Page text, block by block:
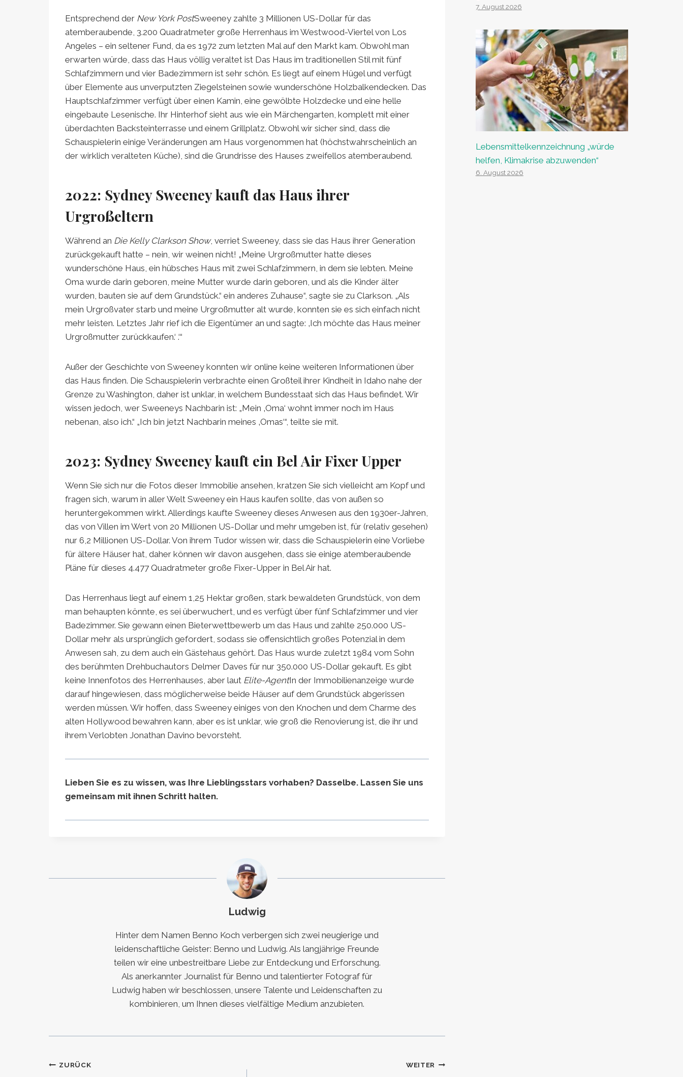
Entsprechend der New York PostSweeney zahlte 3 Millionen US-Dollar für das
atemberaubende, 3.200 Quadratmeter große Herrenhaus im Westwood-Viertel von Los
Angeles – ein seltener Fund, da es 1972 zum letzten Mal auf den Markt kam. Obwohl man
erwarten würde, dass das Haus völlig veraltet ist Das Haus im traditionellen Stil mit fünf
Schlafzimmern und vier Badezimmern ist sehr schön. Es liegt auf einem Hügel und verfügt
über Elemente aus unverputzten Ziegelsteinen sowie wunderschöne Holzbalkendecken. Das
Hauptschlafzimmer verfügt über einen Kamin, eine gewölbte Holzdecke und eine helle
eingebaute Lesenische. Ihr Hinterhof sieht aus wie ein Märchengarten, komplett mit einer
überdachten Backsteinterrasse und einem Grillplatz. Obwohl wir sicher sind, dass die
Schauspielerin einige Veränderungen am Haus vorgenommen hat (höchstwahrscheinlich an
der wirklich veralteten Küche), sind die Grundrisse des Hauses zweifellos atemberaubend.
2022: Sydney Sweeney kauft das Haus ihrer
Urgroßeltern
Während an Die Kelly Clarkson Show, verriet Sweeney, dass sie das Haus ihrer Generation
zurückgekauft hatte – nein, wir weinen nicht! „Meine Urgroßmutter hatte dieses
wunderschöne Haus, ein hübsches Haus mit zwei Schlafzimmern, in dem sie lebten. Meine
Oma wurde darin geboren, meine Mutter wurde darin geboren, und als die Kinder älter
wurden, bauten sie auf dem Grundstück.“ ein anderes Zuhause“, sagte sie zu Clarkson. „Als
mein Urgroßvater starb und meine Urgroßmutter alt wurde, konnten sie es sich einfach nicht
mehr leisten. Letztes Jahr rief ich die Eigentümer an und sagte: ‚Ich möchte das Haus meiner
Urgroßmutter zurückkaufen.‘ .‘“
Außer der Geschichte von Sweeney konnten wir online keine weiteren Informationen über
das Haus finden. Die Schauspielerin verbrachte einen Großteil ihrer Kindheit in Idaho nahe der
Grenze zu Washington, daher ist unklar, in welchem ​​Bundesstaat sich das Haus befindet. Wir
wissen jedoch, wer Sweeneys Nachbarin ist: „Mein ‚Oma‘ wohnt immer noch im Haus
nebenan, also ich.“ „Ich bin jetzt Nachbarin meines ‚Omas‘“, teilte sie mit.
2023: Sydney Sweeney kauft ein Bel Air Fixer Upper
Wenn Sie sich nur die Fotos dieser Immobilie ansehen, kratzen Sie sich vielleicht am Kopf und
fragen sich, warum in aller Welt Sweeney ein Haus kaufen sollte, das von außen so
heruntergekommen wirkt. Allerdings kaufte Sweeney dieses Anwesen aus den 1930er-Jahren,
das von Villen im Wert von 20 Millionen US-Dollar und mehr umgeben ist, für (relativ gesehen)
nur 6,2 Millionen US-Dollar. Von ihrem Tudor wissen wir, dass die Schauspielerin eine Vorliebe
für ältere Häuser hat, daher können wir davon ausgehen, dass sie einige atemberaubende
Pläne für dieses 4.477 Quadratmeter große Fixer-Upper in Bel Air hat.
Das Herrenhaus liegt auf einem 1,25 Hektar großen, stark bewaldeten Grundstück, von dem
man behaupten könnte, es sei überwuchert, und es verfügt über fünf Schlafzimmer und vier
Badezimmer. Sie gewann einen Bieterwettbewerb um das Haus und zahlte 250.000 US-
Dollar mehr als ursprünglich gefordert, sodass sie offensichtlich großes Potenzial in dem
Anwesen sah, zu dem auch ein Gästehaus gehört. Das Haus wurde zuletzt 1984 vom Sohn
des berühmten Drehbuchautors Delmer Daves für nur 350.000 US-Dollar gekauft. Es gibt
keine Innenfotos des Herrenhauses, aber laut Elite-AgentIn der Immobilienanzeige wurde
darauf hingewiesen, dass möglicherweise beide Häuser auf dem Grundstück abgerissen
werden müssen. Wir hoffen, dass Sweeney einiges von den Knochen und dem Charme des
alten Hollywood bewahren kann, aber es ist unklar, wie groß die Renovierung ist, die ihr und
ihrem Verlobten Jonathan Davino bevorsteht.
Lieben Sie es zu wissen, was Ihre Lieblingsstars vorhaben? Dasselbe. Lassen Sie uns
gemeinsam mit ihnen Schritt halten.
Ludwig
Hinter dem Namen Benno Koch verbergen sich zwei neugierige und
leidenschaftliche Geister: Benno und Ludwig. Als langjährige Freunde
teilen wir eine unbestreitbare Liebe zur Entdeckung und Erforschung.
Als anerkannter Journalist für Benno und talentierter Fotograf für
Ludwig haben wir beschlossen, unsere Talente und Leidenschaften zu
kombinieren, um Ihnen dieses vielfältige Medium anzubieten.
Beitragsnavigation
ZURÜCK WEITER
7. August 2026
Lebensmittelkennzeichnung „würde
helfen, Klimakrise abzuwenden“
6. August 2026